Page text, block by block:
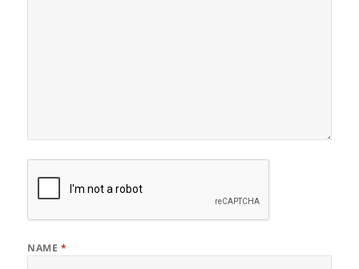
NAME *